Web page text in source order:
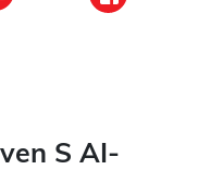
S AI-